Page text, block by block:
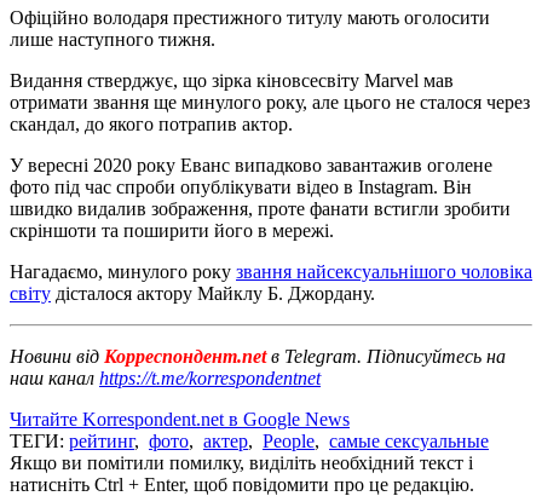
Офіційно володаря престижного титулу мають оголосити
лише наступного тижня.
Видання стверджує, що зірка кіновсесвіту Marvel мав
отримати звання ще минулого року, але цього не сталося через
скандал, до якого потрапив актор.
У вересні 2020 року Еванс випадково завантажив оголене
фото під час спроби опублікувати відео в Instagram. Він
швидко видалив зображення, проте фанати встигли зробити
скріншоти та поширити його в мережі.
Нагадаємо, минулого року звання найсексуальнішого чоловіка
світу дісталося актору Майклу Б. Джордану.
Новини від Корреспондент.netв Telegram. Підписуйтесь на
наш канал https://t.me/korrespondentnet
Читайте Korrespondent.net в Google News
ТЕГИ: рейтинг, фото, актер, People, самые сексуальные
Якщо ви помітили помилку, виділіть необхідний текст і
натисніть Ctrl + Enter, щоб повідомити про це редакцію.